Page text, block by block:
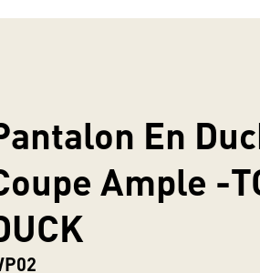
En
Ample -